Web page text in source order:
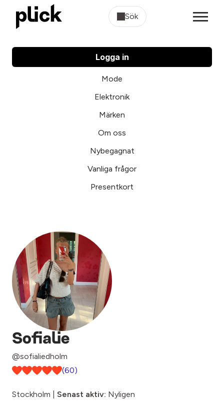
Sök
Logga in
Mode
Elektronik
Märken
Om oss
Nybegagnat
Vanliga frågor
Presentkort
Sofialie
@sofialiedholm
(60)
Stockholm | Senast aktiv: Nyligen